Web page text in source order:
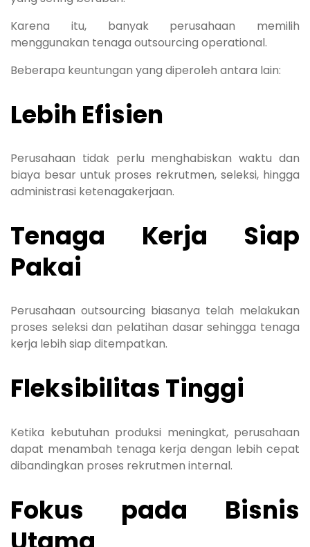
Karena itu, banyak perusahaan memilih
menggunakan tenaga outsourcing operational.
Beberapa keuntungan yang diperoleh antara lain:
Lebih Efisien
Perusahaan tidak perlu menghabiskan waktu dan
biaya besar untuk proses rekrutmen, seleksi, hingga
administrasi ketenagakerjaan.
Tenaga Kerja Siap
Pakai
Perusahaan outsourcing biasanya telah melakukan
proses seleksi dan pelatihan dasar sehingga tenaga
kerja lebih siap ditempatkan.
Fleksibilitas Tinggi
Ketika kebutuhan produksi meningkat, perusahaan
dapat menambah tenaga kerja dengan lebih cepat
dibandingkan proses rekrutmen internal.
Fokus pada Bisnis